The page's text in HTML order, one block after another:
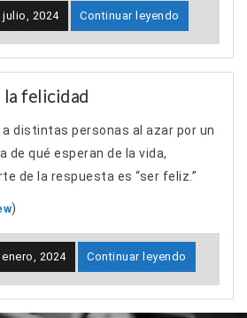
julio, 2024 Continuar leyendo
la felicidad
distintas personas al azar por un
qué esperan de la vida,
de la respuesta es “ser feliz.”
)
enero, 2024 Continuar leyendo